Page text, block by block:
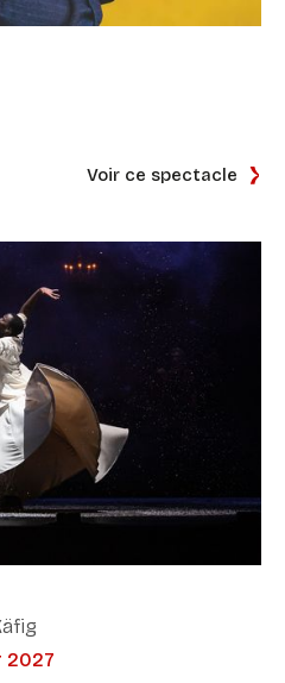
Voir ce spectacle
2027